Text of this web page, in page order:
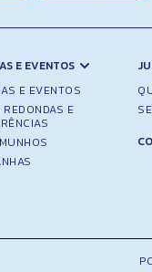
E EVENTOS
E EVENTOS
REDONDAS E